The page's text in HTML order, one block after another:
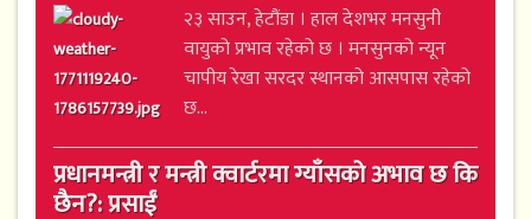
२३ साउन, हेटौंडा । हाल देशभर मनसुनी
वायुको प्रभाव रहेको छ । मनसुनको न्यून
चापीय रेखा सरदर स्थानको आसपास रहेको
छ...
प्रधानमन्त्री र मन्त्री क्वार्टरमा ग्याँसको अभाव छ कि
छैन?: प्रसाईं